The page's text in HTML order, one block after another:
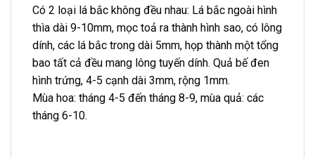
Có 2 loại lá bắc không đều nhau: Lá bắc ngoài hình
thìa dài 9-10mm, mọc toả ra thành hình sao, có lông
dính, các lá bắc trong dài 5mm, họp thành một tổng
bao tất cả đều mang lông tuyến dính. Quả bế đen
hình trứng, 4-5 cạnh dài 3mm, rộng 1mm.
Mùa hoa: tháng 4-5 đến tháng 8-9, mùa quả: các
tháng 6-10.